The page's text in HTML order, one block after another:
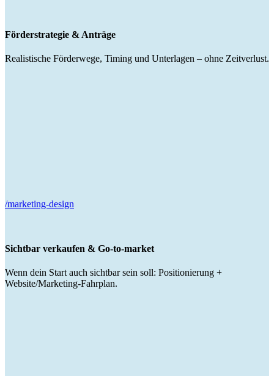
Förderstrategie & Anträge
Realistische Förderwege, Timing und Unterlagen – ohne Zeitverlust.
/marketing-design
Sichtbar verkaufen & Go-to-market
Wenn dein Start auch sichtbar sein soll: Positionierung +
Website/Marketing-Fahrplan.